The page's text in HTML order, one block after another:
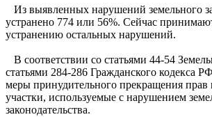
Из выявленных нарушений земельного
устранено 774 или 56%. Сейчас
устранению остальных нарушений.
В соответствии со статьями 44-54
статьями 284-286 Гражданского кодекса
меры принудительного прекращения прав
участки, используемые с нарушением
законодательства.